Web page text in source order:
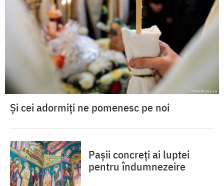
Și cei adormiți ne pomenesc pe noi
Pașii concreți ai luptei
pentru îndumnezeire